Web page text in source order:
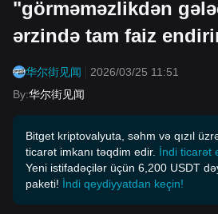
"görməməzlikdən
ərzində tam faiz
华尔街见闻 2026/03/25 11:51
By:华尔街见闻
Bitget kriptovalyuta, səhm və qızıl
ticarət imkanı təqdim edir. İndi ticarət
Yeni istifadəçilər üçün 6,200 USDT
paketi! İndi qeydiyyatdan keçin!